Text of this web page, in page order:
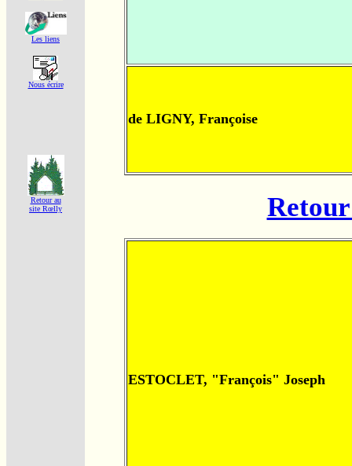
Les liens
Nous écrire
Retour au
site Rœlly
de LIGNY, Françoise
ESTOCLET, "François" Joseph